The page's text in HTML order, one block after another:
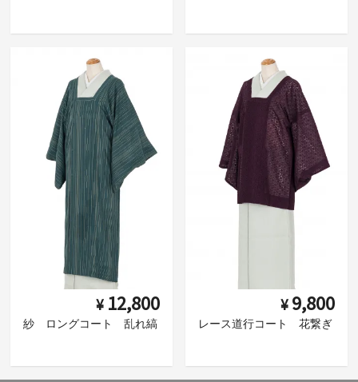
¥ 12,800
紗 ロングコート 乱れ縞
¥ 9,800
レース道行コート 花繋ぎ